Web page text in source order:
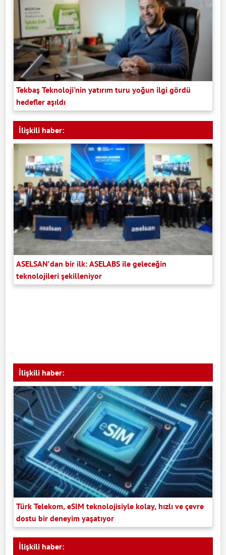
Tekbaş Teknoloji'nin yatırım turu yoğun ilgi gördü
hedefler aşıldı
İlişkili haber:
ASELSAN’dan bir ilk: ASELABS ile geleceğin
teknolojileri şekilleniyor
İlişkili haber:
Türk Telekom, eSIM teknolojisiyle kolay, hızlı ve çevre
dostu bir deneyim yaşatıyor
İlişkili haber: